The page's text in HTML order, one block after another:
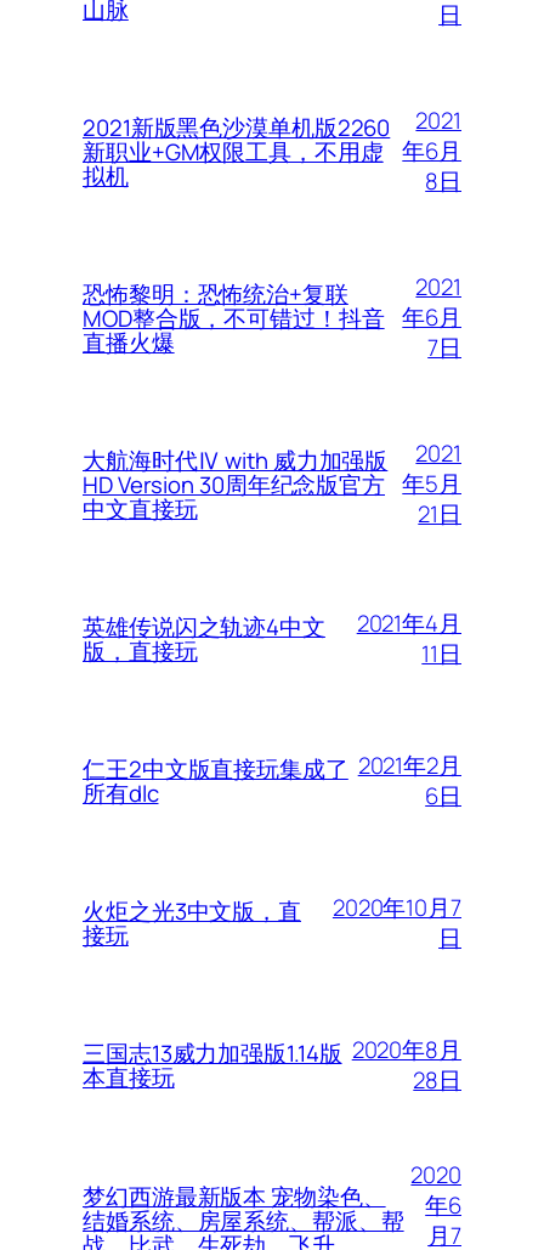
山脉
日
2021新版黑色沙漠单机版2260
新职业+GM权限工具，不用虚
拟机
2021
年6月
8日
恐怖黎明：恐怖统治+复联
MOD整合版，不可错过！抖音
直播火爆
2021
年6月
7日
大航海时代Ⅳ with 威力加强版
HD Version 30周年纪念版官方
中文直接玩
2021
年5月
21日
英雄传说闪之轨迹4中文
版，直接玩
2021年4月
11日
仁王2中文版直接玩集成了
所有dlc
2021年2月
6日
火炬之光3中文版，直
接玩
2020年10月7
日
三国志13威力加强版1.14版
本直接玩
2020年8月
28日
梦幻西游最新版本 宠物染色、
结婚系统、房屋系统、帮派、帮
2020
年6
月7